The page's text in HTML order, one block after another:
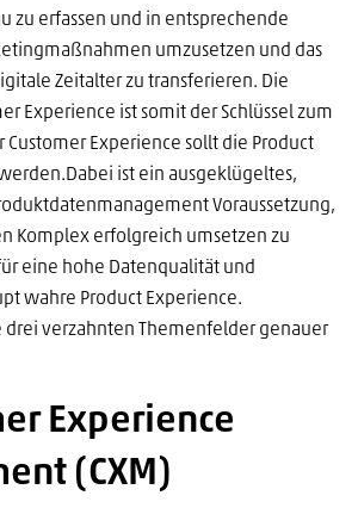
zu erfassen und in entsprechende
umzusetzen und das
Zeitalter zu transferieren. Die
Experience ist somit der Schlüssel zum
Customer Experience sollt die Product
ist ein ausgeklügeltes,
Voraussetzung,
Komplex erfolgreich umsetzen zu
eine hohe Datenqualität und
wahre Product Experience.
drei verzahnten Themenfelder genauer
Experience
(CXM)